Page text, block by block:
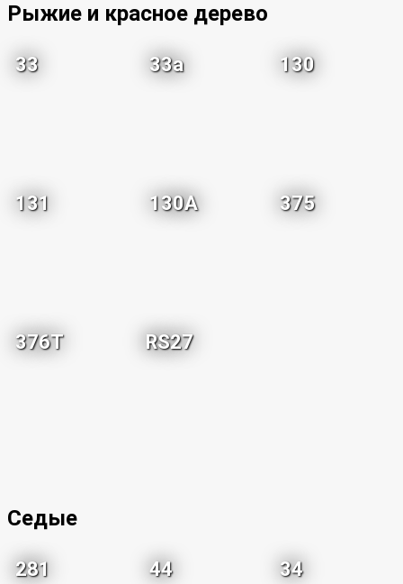
Рыжие и красное дерево
33 33a 130
131 130A 375
376T RS27
Седые
281 44 34